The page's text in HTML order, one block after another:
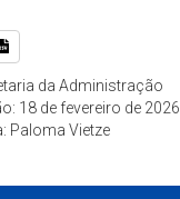
da Administração
18 de fevereiro de 2026
Paloma Vietze